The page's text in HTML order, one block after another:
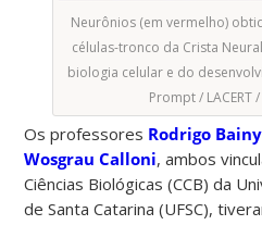
Neurônios (em vermelho)
células-tronco da Crista
biologia celular e do
Prompt / LACERT /
Os professores Rodrigo
Wosgrau Calloni, ambos
Ciências Biológicas (CCB) da
de Santa Catarina (UFSC),